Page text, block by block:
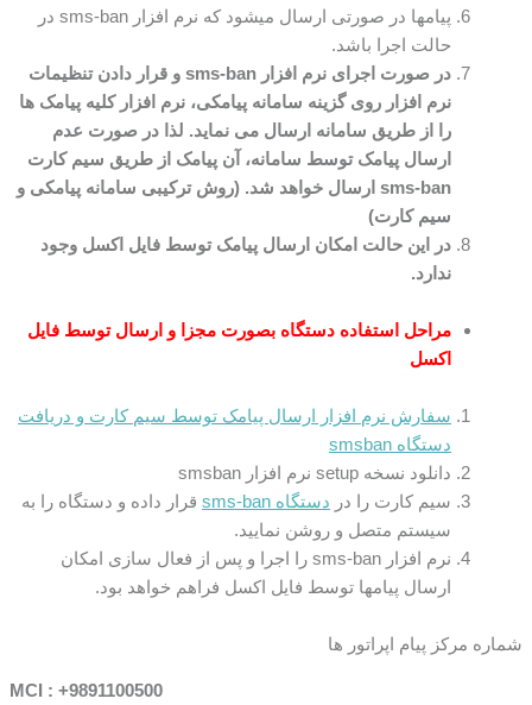
پیامها در صورتی ارسال میشود که نرم افزار sms-ban در
حالت اجرا باشد.
در صورت اجرای نرم افزار sms-ban و قرار دادن تنظیمات
نرم افزار روی گزینه سامانه پیامکی، نرم افزار کلیه پیامک ها
را از طریق سامانه ارسال می نماید. لذا در صورت عدم
ارسال پیامک توسط سامانه، آن پیامک از طریق سیم کارت
sms-ban ارسال خواهد شد. (روش ترکیبی سامانه پیامکی و
سیم کارت)
در این حالت امکان ارسال پیامک توسط فایل اکسل وجود
ندارد.
مراحل استفاده دستگاه بصورت مجزا و ارسال توسط فایل
اکسل
سفارش نرم افزار ارسال پیامک توسط سیم کارت و دریافت
دستگاه smsban
دانلود نسخه setup نرم افزار smsban
سیم کارت را در دستگاه sms-ban
قرار داده و دستگاه را به
سیستم متصل و روشن نمایید.
نرم افزار sms-ban را اجرا و پس از فعال سازی امکان
ارسال پیامها توسط فایل اکسل فراهم خواهد بود.
شماره مرکز پیام اپراتور ها
MCI : +9891100500